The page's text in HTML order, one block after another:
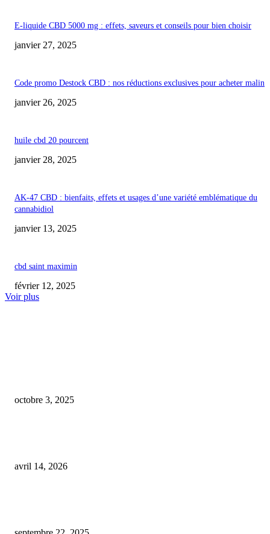
E-liquide CBD 5000 mg : effets, saveurs et conseils pour bien choisir
janvier 27, 2025
Code promo Destock CBD : nos réductions exclusives pour acheter malin
janvier 26, 2025
huile cbd 20 pourcent
janvier 28, 2025
AK-47 CBD : bienfaits, effets et usages d’une variété emblématique du
cannabidiol
janvier 13, 2025
cbd saint maximin
février 12, 2025
Voir plus
octobre 3, 2025
avril 14, 2026